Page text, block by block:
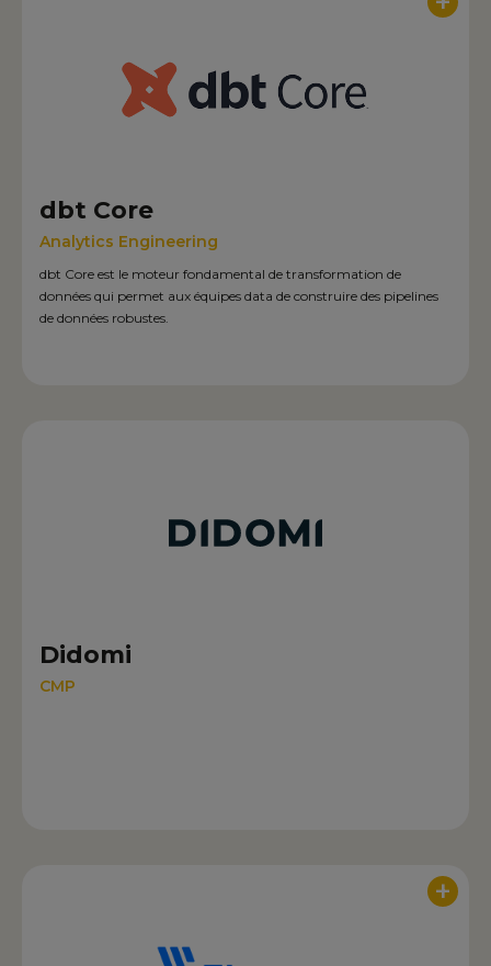
dbt Core
Analytics Engineering
dbt Core est le moteur fondamental de transformation de
données qui permet aux équipes data de construire des pipelines
de données robustes.
Didomi
CMP
+